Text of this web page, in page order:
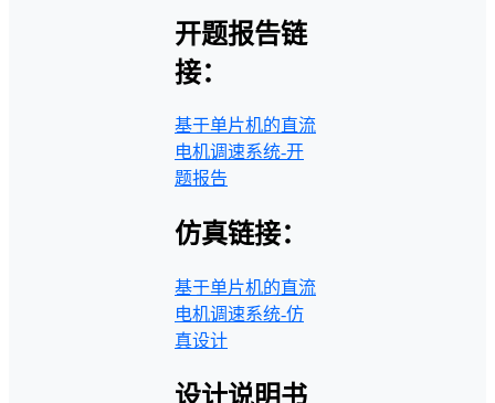
开题报告链
接：
基于单片机的直流
电机调速系统-开
题报告
仿真链接：
基于单片机的直流
电机调速系统-仿
真设计
设计说明书